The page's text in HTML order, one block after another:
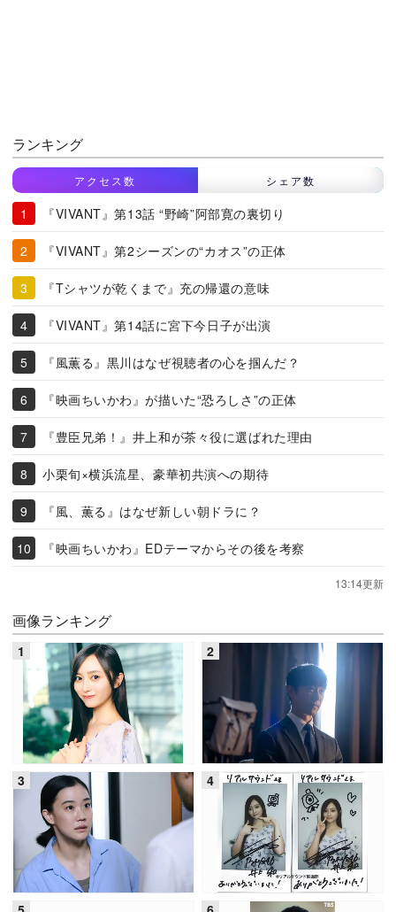
ランキング
アクセス数 シェア数
『VIVANT』第13話 “野崎”阿部寛の裏切り
『VIVANT』第2シーズンの“カオス”の正体
『Tシャツが乾くまで』充の帰還の意味
『VIVANT』第14話に宮下今日子が出演
『風薫る』黒川はなぜ視聴者の心を掴んだ？
『映画ちいかわ』が描いた“恐ろしさ”の正体
『豊臣兄弟！』井上和が茶々役に選ばれた理由
小栗旬×横浜流星、豪華初共演への期待
『風、薫る』はなぜ新しい朝ドラに？
『映画ちいかわ』EDテーマからその後を考察
13:14更新
画像ランキング